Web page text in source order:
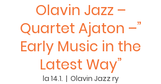
Olavin Jazz –
Quartet Ajaton –”
Early Music in the
Latest Way”
la 14.1.
  |
Olavin Jazz ry